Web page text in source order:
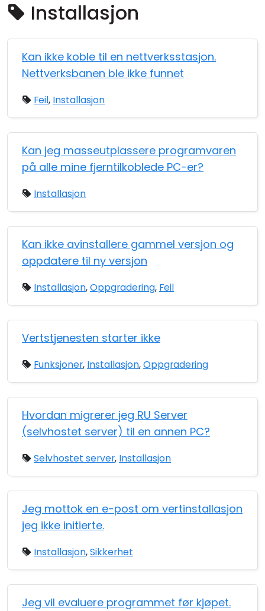
Installasjon
Kan ikke koble til en nettverksstasjon.
Nettverksbanen ble ikke funnet
Feil, Installasjon
Kan jeg masseutplassere programvaren
på alle mine fjerntilkoblede PC-er?
Installasjon
Kan ikke avinstallere gammel versjon og
oppdatere til ny versjon
Installasjon,Oppgradering, Feil
Vertstjenesten starter ikke
Funksjoner, Installasjon,Oppgradering
Hvordan migrerer jeg RU Server
(selvhostet server) til en annen PC?
Selvhostet server, Installasjon
Jeg mottok en e-post om vertinstallasjon
jeg ikke initierte.
Installasjon,Sikkerhet
Jeg vil evaluere programmet før kjøpet.
Sky- og lokal installasjon